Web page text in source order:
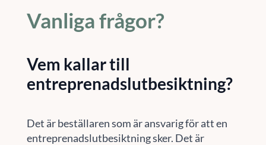
Vanliga frågor?
Vem kallar till
entreprenadslutbesiktning?
Det är beställaren som är ansvarig för att en
entreprenadslutbesiktning sker. Det är